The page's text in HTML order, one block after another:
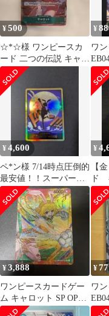
¥500
☆*☆様 ワンピースカ
ード 二つの伝説 キャロ
ット SR パラレルop08-
02
¥
ワ
SR
¥4,600
ペ*ン様 7/14時点圧倒的
最安値！！スーパーパ
ラレル ドン!!カード(キ
ャロッ
¥
【
ド
パ
ード
¥3,888
ワンピースカードゲー
ム キャロット SP OP08-
023 パラレル
¥
ワ
SR